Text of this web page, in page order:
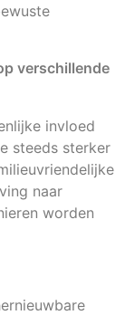
verschillende
invloed
steeds sterker
naar
worden